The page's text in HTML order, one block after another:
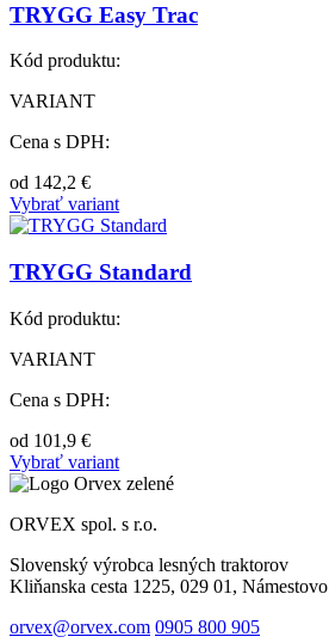
TRYGG Easy Trac
Kód produktu:
VARIANT
Cena s DPH:
od 142,2 €
Vybrať variant
TRYGG Standard
Kód produktu:
VARIANT
Cena s DPH:
od 101,9 €
Vybrať variant
ORVEX spol. s r.o.
Slovenský výrobca lesných traktorov
Kliňanska cesta 1225, 029 01, Námestovo
orvex@orvex.com 0905 800 905